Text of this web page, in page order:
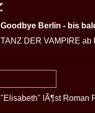
Goodbye Berlin - bis
TANZ DER VAMPIRE ab
"Elisabeth" lÃ¶st Roman